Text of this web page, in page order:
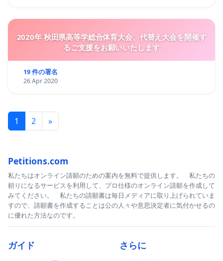
2020年 秋田県高等学総合体育大会、代替え大会を開催す
るご支援をお願いいたします
19 件の署名
26 Apr 2020
1 2 »
Petitions.com
私たちはオンライン請願のための案内を無料で提供します。 私たちの
頼りになるサービスを利用して、プロ仕様のオンライン請願を作成して
みてください。 私たちの請願書は毎日メディアに取り上げられていま
すので、請願書を作成することは公の人々や意思決定者に気付かせるの
に優れた方法なのです。
ガイド さらに